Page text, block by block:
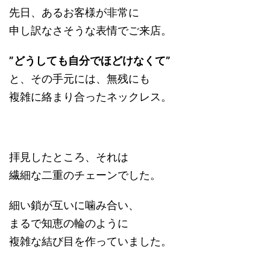
先日、あるお客様が非常に
申し訳なさそうな表情でご来店。
”どうしても自分でほどけなくて”
と、その手元には、無残にも
複雑に絡まり合ったネックレス。
拝見したところ、それは
繊細な二重のチェーンでした。
細い鎖が互いに噛み合い、
まるで知恵の輪のように
複雑な結び目を作っていました。